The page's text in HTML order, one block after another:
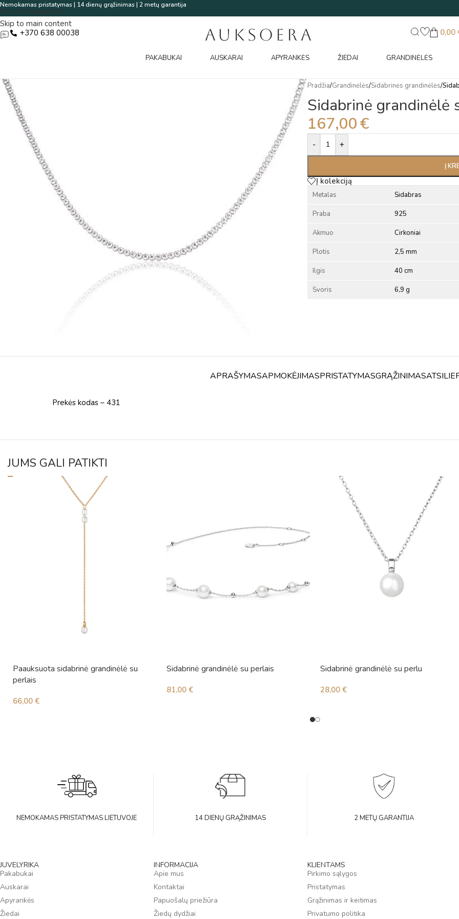
Skip to navigation
Skip to main content
Nemokamas pristatymas | 14 dienų grąžinimas | 2 metų garantija
+370 638 00038 AUKSOERA 0,00
PAKABUKAI AUSKARAI APYRANKĖS ŽIEDAI GRANDINĖLĖS
Pradžia/Grandinėlės/Sidabrinės grandinėlės/
Sidabrinė grandinėlė
167,00€
- +
Į
Alternative:
Į kolekciją
Metalas Sidabras
Praba 925
Akmuo Cirkoniai
Plotis 2,5 mm
Ilgis 40 cm
Svoris 6,9 g
APRAŠYMASAPMOKĖJIMASPRISTATYMASGRĄŽINIMAS
Prekės kodas – 431
JUMS GALI PATIKTI
Paauksuota sidabrinė grandinėlė su
perlais
66,00 €
Sidabrinė grandinėlė su perlais
81,00 €
Sidabrinė grandinėlė su perlu
28,00 €
NEMOKAMAS PRISTATYMAS LIETUVOJE 14 DIENŲ GRĄŽINIMAS 2 METŲ GARANTIJA
JUVELYRIKA
Pakabukai
Auskarai
Apyrankės
Žiedai
INFORMACIJA
Apie mus
Kontaktai
Papuošalų priežiūra
Žiedų dydžiai
KLIENTAMS
Pirkimo sąlygos
Pristatymas
Grąžinimas ir keitimas
Privatumo politika